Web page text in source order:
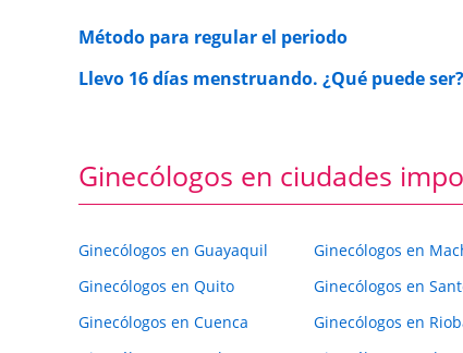
Método para regular el periodo
Llevo 16 días menstruando. ¿Qué puede ser?
Ginecólogos en ciudades
Ginecólogos en Guayaquil
Ginecólogos en Quito
Ginecólogos en Cuenca
Ginecólogos en
Ginecólogos en
Ginecólogos en